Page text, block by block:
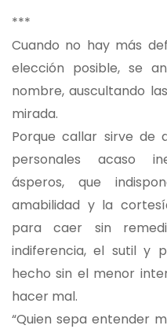
***
Cuando no hay más
elección posible, se
nombre, auscultando
mirada.
Porque callar sirve de
personales acaso
ásperos, que
amabilidad y la
para caer sin
indiferencia, el sutil y
hecho sin el menor
hacer mal.
“Quien sepa entender